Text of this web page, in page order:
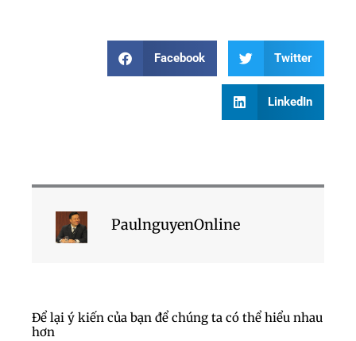
Facebook Twitter
LinkedIn
PaulnguyenOnline
Để lại ý kiến của bạn để chúng ta có thể hiểu nhau
hơn